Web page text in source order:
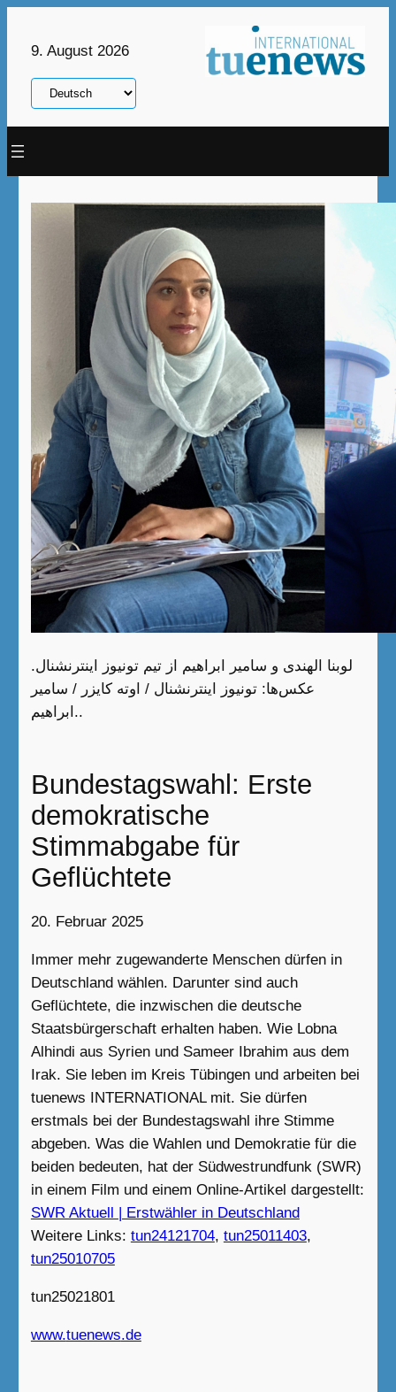
9. August 2026
Sprache
auswählen
لوبنا الهندی و سامیر ابراهیم از تیم تونيوز اينترنشنال.
عکس‌ها: تونيوز اينترنشنال / اوته کایزر / سامیر
ابراهیم..
Bundestagswahl: Erste
demokratische
Stimmabgabe für
Geflüchtete
20. Februar 2025
Immer mehr zugewanderte Menschen dürfen in
Deutschland wählen. Darunter sind auch
Geflüchtete, die inzwischen die deutsche
Staatsbürgerschaft erhalten haben. Wie Lobna
Alhindi aus Syrien und Sameer Ibrahim aus dem
Irak. Sie leben im Kreis Tübingen und arbeiten bei
tuenews INTERNATIONAL mit. Sie dürfen
erstmals bei der Bundestagswahl ihre Stimme
abgeben. Was die Wahlen und Demokratie für die
beiden bedeuten, hat der Südwestrundfunk (SWR)
in einem Film und einem Online-Artikel dargestellt:
SWR Aktuell | Erstwähler in Deutschland
Weitere Links: tun24121704, tun25011403,
tun25010705
tun25021801
www.tuenews.de